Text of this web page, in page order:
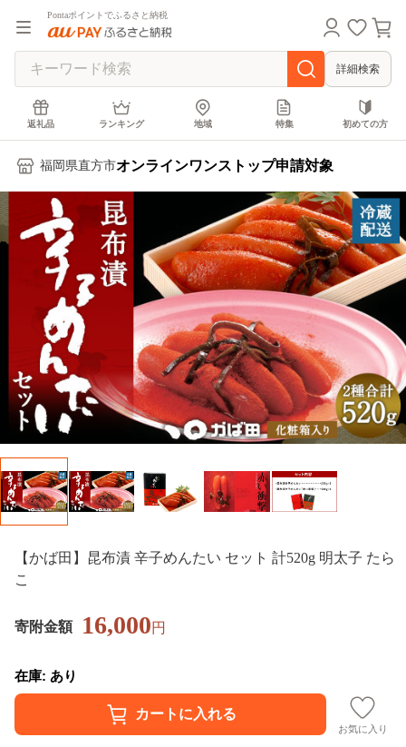
Pontaポイントでふるさと納税
詳細検索
返礼品 ランキング 地域 特集 初めての方
福岡県直方市オンラインワンストップ申請対象
【かば田】昆布漬 辛子めんたい セット 計520g 明太子 たら
こ
寄附金額 16,000円
在庫: あり
お気に入り